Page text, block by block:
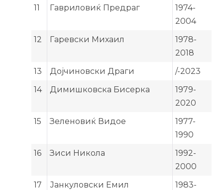
11
Гавриловиќ Предраг
1974-
2004
12
Гаревски Михаил
1978-
2018
13
Дојчиновски Драги
/-2023
14
Димишковска Бисерка
1979-
2020
15
Зеленовиќ Видое
1977-
1990
16
Зиси Никола
1992-
2000
17
Јанкуловски Емил
1983-